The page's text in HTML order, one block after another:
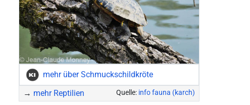
mehr über Schmuckschildkröte
→ mehr Reptilien Quelle: info fauna (karch)